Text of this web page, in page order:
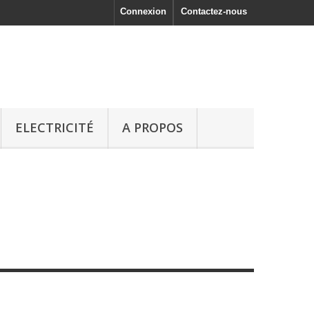
Contactez-nous
Connexion
ELECTRICITÉ A PROPOS